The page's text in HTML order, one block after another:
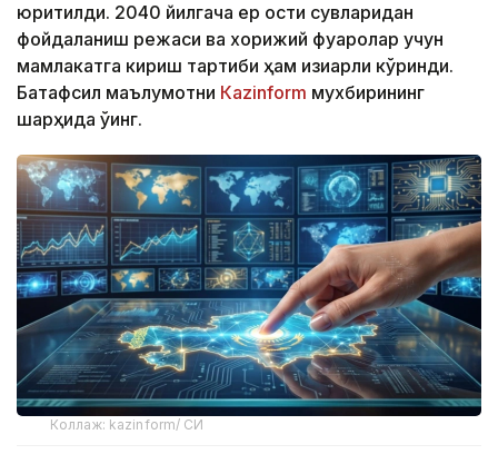
юритилди. 2040 йилгача ер ости сувларидан
фойдаланиш режаси ва хорижий фуқаролар учун
мамлакатга кириш тартиби ҳам қизиқарли кўринди.
Батафсил маълумотни Кazinform мухбирининг
шарҳида ўқинг.
Коллаж: kazinform/ СИ